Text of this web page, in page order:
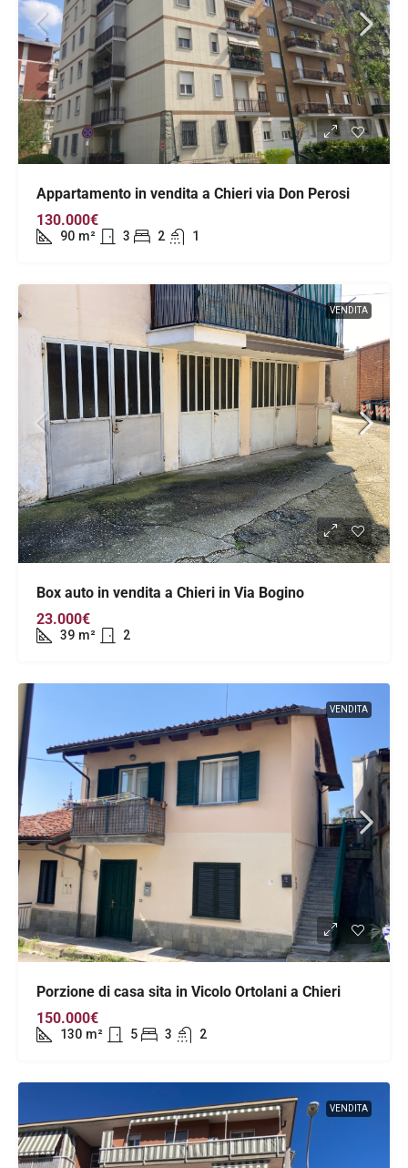
Appartamento in vendita a Chieri via Don Perosi
130.000€
90 m² 3 2 1
VENDITA
Box auto in vendita a Chieri in Via Bogino
23.000€
39 m² 2
VENDITA
Porzione di casa sita in Vicolo Ortolani a Chieri
150.000€
130 m² 5 3 2
VENDITA